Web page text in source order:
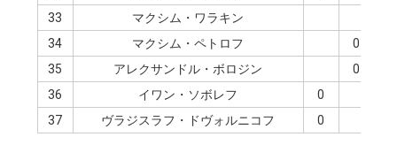
33
マクシム・ワラキン
34
マクシム・ペトロフ
0
35
アレクサンドル・ボロジン
0
36
イワン・ソボレフ
0
37
ヴラジスラフ・ドヴォルニコフ 0